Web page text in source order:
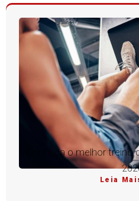
Conheça o melhor treino
Leia